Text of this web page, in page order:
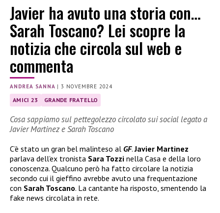
Javier ha avuto una storia con…
Sarah Toscano? Lei scopre la
notizia che circola sul web e
commenta
ANDREA SANNA |3 NOVEMBRE 2024
AMICI 23 GRANDE FRATELLO
Cosa sappiamo sul pettegolezzo circolato sui social legato a
Javier Martinez e Sarah Toscano
C’è stato un gran bel malinteso al GF.Javier Martinez
parlava dell’ex tronista Sara Tozzi nella Casa e della loro
conoscenza. Qualcuno però ha fatto circolare la notizia
secondo cui il gieffino avrebbe avuto una frequentazione
con Sarah Toscano. La cantante ha risposto, smentendo la
fake news circolata in rete.